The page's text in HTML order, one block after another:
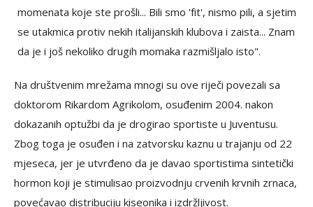
momenata koje ste prošli... Bili smo 'fit', nismo pili, a sjetim
se utakmica protiv nekih italijanskih klubova i zaista... Znam
da je i još nekoliko drugih momaka razmišljalo isto".
Na društvenim mrežama mnogi su ove riječi povezali sa
doktorom Rikardom Agrikolom, osuđenim 2004. nakon
dokazanih optužbi da je drogirao sportiste u Juventusu.
Zbog toga je osuđen i na zatvorsku kaznu u trajanju od 22
mjeseca, jer je utvrđeno da je davao sportistima sintetički
hormon koji je stimulisao proizvodnju crvenih krvnih zrnaca,
povećavao distribuciju kiseonika i izdržljivost.